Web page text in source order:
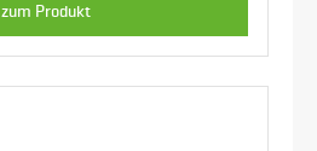
zum Produkt